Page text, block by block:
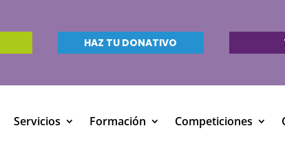
HAZ TU DONATIVO
Servicios Formación Competiciones